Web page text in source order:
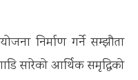
निर्माण गर्ने सम्झौता
सारेको आर्थिक समृद्धिको